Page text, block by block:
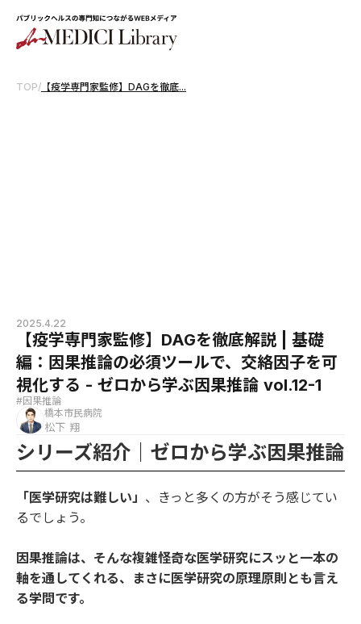
TOP/ 【疫学専門家監修】DAGを徹底...
2025.4.22
【疫学専門家監修】DAGを徹底解説 | 基礎
編：因果推論の必須ツールで、交絡因子を可
視化する - ゼロから学ぶ因果推論 vol.12-1
#因果推論
橋本市民病院
松下 翔
シリーズ紹介｜ゼロから学ぶ因果推論
「医学研究は難しい」 、きっと多くの方がそう感じてい
るでしょう。
因果推論は、そんな複雑怪奇な医学研究にスッと一本の
軸を通してくれる、まさに医学研究の原理原則とも言え
る学問です。